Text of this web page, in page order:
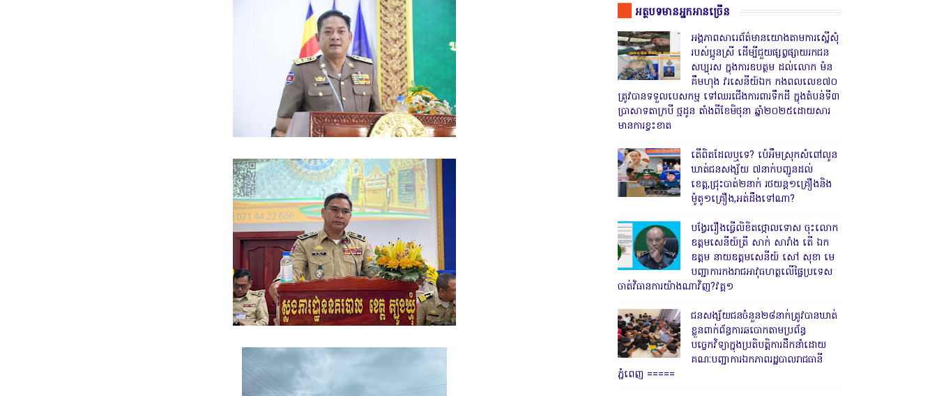
អត្ថបទមានអ្នកអានច្រើន
អង្គភាពសារេព័ត៌មានយោងតាមការស្នើសុំ
របស់ប្អូនស្រី ដើម្បីជួយផ្សព្វផ្សាយរកជន
សប្បុរស ក្នុងការឧបត្ថម ដល់លោក ម៉ន
គឹមហុង វរសេនីយ៍ឯក កងពលលេខ៧០
ត្រូវបានទទួលបេសកម្ម ទៅឈរជើងការពារទឹកដី ក្នុងតំបន់ទី៣
ប្រាសាទតាក្របី ថ្មដូន តាំងពីខែមិថុនា ឆ្នាំ២០២៥ដោយសារ
មានការខ្វះខាត
តើពិតដែលឬទេ? ប៉េអឹមស្រុកសំពៅលូន
ឃាត់ជនសង្ស័យ ៧នាក់បញ្ជូនដល់
ខេត្ត,ជ្រុះបាត់២នាក់ រថយន្ត១គ្រឿងនិង
ម៉ូតូ១គ្រឿង,អត់ដឹងទៅណា?
បង្វែររឿងធ្វើលិខិតថ្កោលទោស ចុះលោក
ឧត្តមសេនីយ៍ត្រី សាក់ សារាំង តើ ឯក
ឧត្តម នាយឧត្តមសេនីយ៍ សៅ សុខា មេ
បញ្ជាការកងរាជអាវុធហត្ថលើផ្ទៃប្រទេស
ចាត់វិធានការយ៉ាងណាវិញ?វគ្គ១
ជនសង្ស័យជនចំនួន២៨នាក់ត្រូវបានឃាត់
ខ្លួនពាក់ព័ន្ធការឆបោកតាមប្រព័ន្ធ
បច្ចេកវិទ្យាក្នុងប្រតិបត្តិការដឹកនាំដោយ
គណៈបញ្ជាការឯកភាពរដ្ឋបាលរាជធានី
ភ្នំពេញ ‎=====